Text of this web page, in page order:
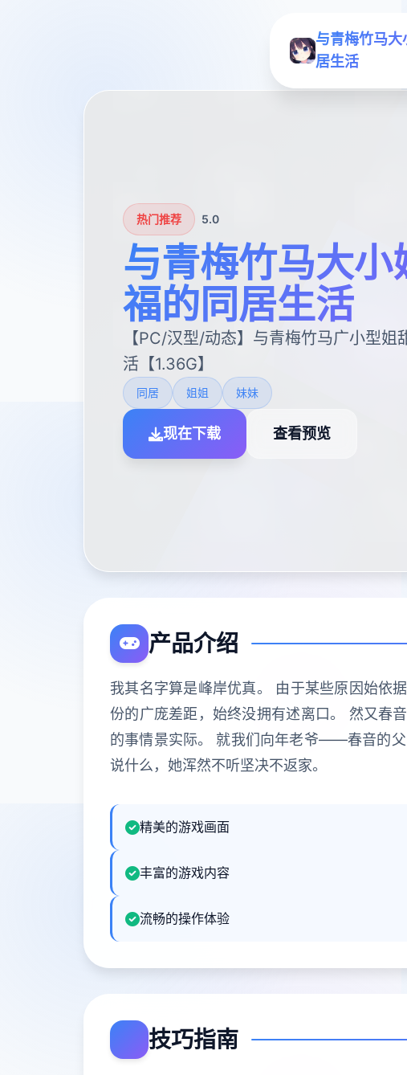
与青梅竹马大
居生活
热门推荐 5.0
与青梅竹马大小
福的同居生活
【PC/汉型/动态】与青梅竹马广小型姐
活【1.36G】
同居 姐姐 妹妹
现在下载 查看预览
产品介绍
我其名字算是峰岸优真。 由于某些原因始依
份的广庞差距，始终没拥有述离口。 然又春
的事情景实际。 就我们向年老爷——春音的
说什么，她浑然不听坚决不返家。
精美的游戏画面
丰富的游戏内容
流畅的操作体验
技巧指南